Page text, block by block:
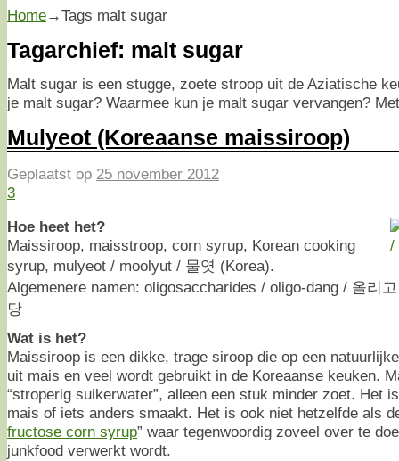
Home→Tags malt sugar
Tagarchief: malt sugar
Malt sugar is een stugge, zoete stroop uit de Aziatische
je malt sugar? Waarmee kun je malt sugar vervangen?
Mulyeot (Koreaanse maissiroop)
Geplaatst op 25 november 2012
3
Hoe heet het?
Maissiroop, maisstroop, corn syrup, Korean cooking
syrup, mulyeot / moolyut / 물엿 (Korea).
Algemenere namen: oligosaccharides / oligo-dang / 올리
당
Wat is het?
Maissiroop is een dikke, trage siroop die op een
uit mais en veel wordt gebruikt in de Koreaanse keuken.
“stroperig suikerwater”, alleen een stuk minder zoet. Het
mais of iets anders smaakt. Het is ook niet hetzelfde als
fructose corn syrup” waar tegenwoordig zoveel over te
junkfood verwerkt wordt.